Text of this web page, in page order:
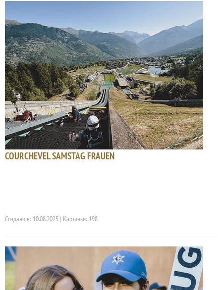
COURCHEVEL SAMSTAG FRAUEN
Создано в: 10.08.2025 | Картинки: 198